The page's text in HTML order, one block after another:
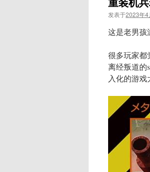
发表于2023年4
这是老男孩
很多玩家都
离经叛道的
入化的游戏